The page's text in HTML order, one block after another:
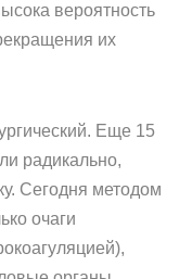
вероятность
их
Еще 15
радикально,
Сегодня методом
очаги